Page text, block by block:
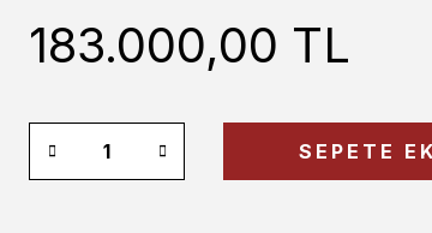
183.000,00 TL
SEPETE